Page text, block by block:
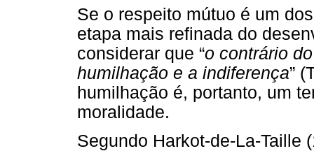
Se o respeito mútuo é um
etapa mais refinada do
considerar que “o contrário
humilhação e a indiferença”
humilhação é, portanto, um
moralidade.
Segundo Harkot-de-La-Taille